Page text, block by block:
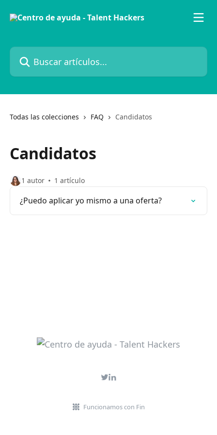
Buscar artículos...
Todas las colecciones FAQ Candidatos
Candidatos
1 autor 1 artículo
¿Puedo aplicar yo mismo a una oferta?
Funcionamos con Fin